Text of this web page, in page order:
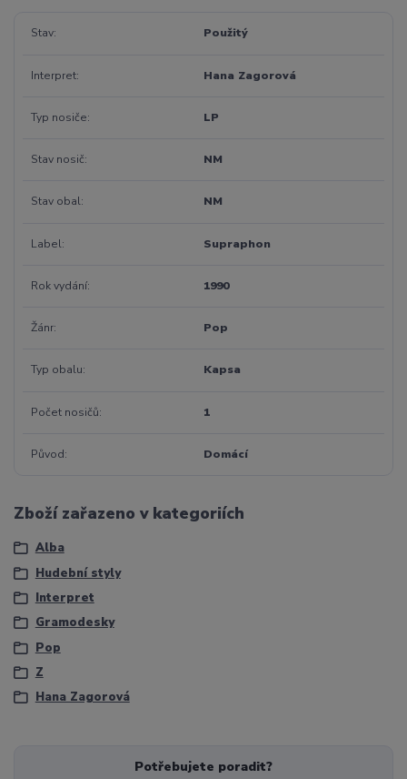
Stav Použitý
Interpret Hana Zagorová
Typ nosiče LP
Stav nosič NM
Stav obal NM
Label Supraphon
Rok vydání 1990
Žánr Pop
Typ obalu Kapsa
Počet nosičů 1
Původ Domácí
Zboží zařazeno v kategoriích
Alba
Hudební styly
Interpret
Gramodesky
Pop
Z
Hana Zagorová
Potřebujete poradit?